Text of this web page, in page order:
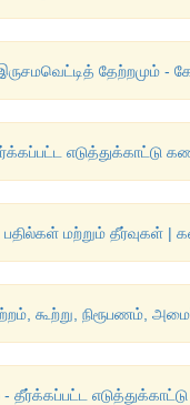
தேற்றமும் -
எடுத்துக்காட்டு
பதில்கள் மற்றும் தீர்வுகள் |
கூற்று, நிரூபணம்,